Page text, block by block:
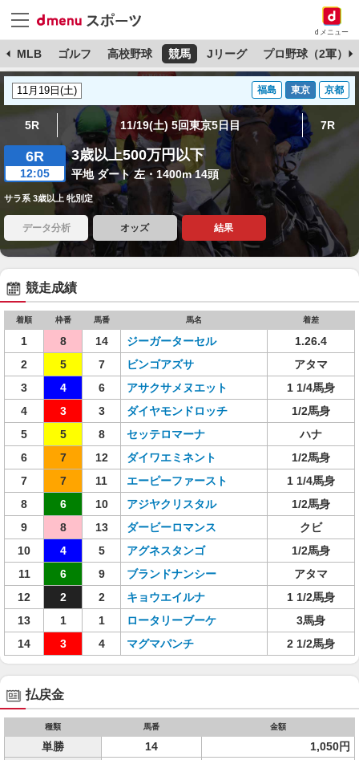
dメニュー
MLB ゴルフ 高校野球 競馬 Jリーグ プロ野球（2軍）
福島 東京 京都
5R 11/19(土) 5回東京5日目 7R
6R
12:05
3歳以上500万円以下
平地 ダート 左・1400m 14頭
サラ系 3歳以上 牝別定
データ分析 オッズ 結果
競走成績
着順 枠番 馬番 馬名 着差
1 8 14 ジーガーターセル
1.26.4
2
5 7 ビンゴアズサ
アタマ
3
4 6 アサクサメヌエット
1 1/4馬身
4
3 3 ダイヤモンドロッチ
1/2馬身
5
5 8 セッテロマーナ
ハナ
6
7 12 ダイワエミネント
1/2馬身
7
7 11 エーピーファースト
1 1/4馬身
8
6 10 アジヤクリスタル
1/2馬身
9
8 13 ダービーロマンス
クビ
10
4 5 アグネスタンゴ
1/2馬身
11
6 9 ブランドナンシー
アタマ
12
2 2 キョウエイルナ
1 1/2馬身
13
1 1 ロータリーブーケ
3馬身
14
3 4 マグマパンチ 2 1/2馬身
払戻金
種類 馬番 金額
単勝 14 1,050円